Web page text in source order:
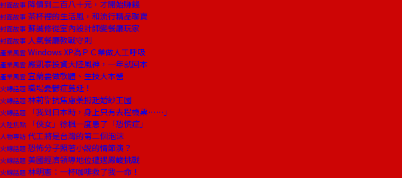
封面故事 降價到二百八十元，才開始賺錢
封面故事 茶杯裡的生活風，和流行精品聯賣
封面故事 蘇誠修從室內設計師變餐廳玩家
封面故事 人氣餐廳教戰守則
產業風雲 Windows XP為ＰＣ業做人工呼吸
產業風雲 嚴凱泰投資大陸風神，一年就回本
產業風雲 宜蘭要做軟體、生技大本營
火線話題 職場憂鬱症蔓延！
火線話題 林莉靠抗焦慮藥撐起婚紗王國
火線話題 「我到日本時，身上只有去程機票……」
大陸焦點 「俠女」徐楓一度患了「恐慌症」
人物專訪 代工將是台灣的第二個泡沫
火線話題 恐怖分子照著小說的情節演？
火線話題 美國經濟領導地位遭遇嚴峻挑戰
火線話題 林明憲：一杯咖啡救了我一命！